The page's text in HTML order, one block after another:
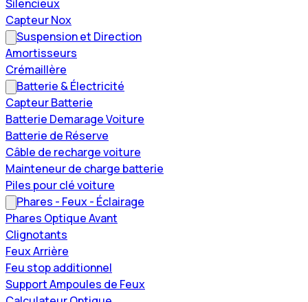
Silencieux
Capteur Nox
Suspension et Direction
Amortisseurs
Crémaillère
Batterie & Électricité
Capteur Batterie
Batterie Demarage Voiture
Batterie de Réserve
Câble de recharge voiture
Mainteneur de charge batterie
Piles pour clé voiture
Phares - Feux - Éclairage
Phares Optique Avant
Clignotants
Feux Arrière
Feu stop additionnel
Support Ampoules de Feux